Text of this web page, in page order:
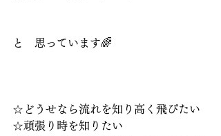
と　思っています🌈
☆どうせなら流れを知り高く飛びたい
☆頑張り時を知りたい